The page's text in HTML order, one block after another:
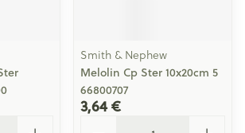
Smith & Nephew
Melolin Cp Ster 10x20cm 5
66800707
3,64 €